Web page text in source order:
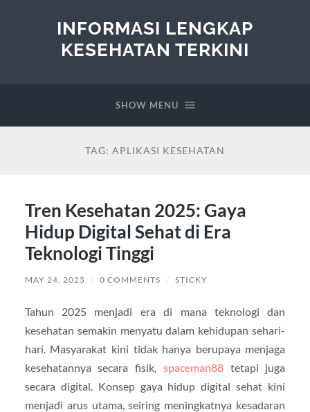
INFORMASI LENGKAP
KESEHATAN TERKINI
SHOW MENU
TAG: APLIKASI KESEHATAN
Tren Kesehatan 2025: Gaya
Hidup Digital Sehat di Era
Teknologi Tinggi
MAY 24, 2025 / 0 COMMENTS / STICKY
Tahun 2025 menjadi era di mana teknologi dan
kesehatan semakin menyatu dalam kehidupan sehari-
hari. Masyarakat kini tidak hanya berupaya menjaga
kesehatannya secara fisik, spaceman88tetapi juga
secara digital. Konsep gaya hidup digital sehat kini
menjadi arus utama, seiring meningkatnya kesadaran